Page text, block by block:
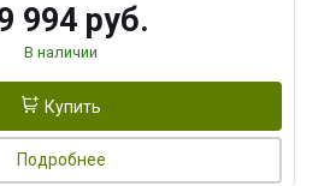
994 руб.
В наличии
Купить
Подробнее